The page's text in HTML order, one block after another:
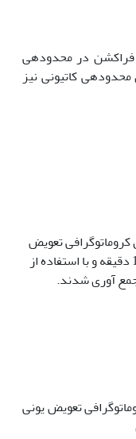
نشان داده شده است. در این مرحله 4 فراکشن در محدوده‫ی
آنیونی مشاهده و جمع آوری شد. پیک‫های محدوده‫ی کاتیونی نیز
با روش کروماتوگرافی تعویض
یونی (ستون Mono Q) در مدت زمان 100 دقیقه و با استفاده از
تعویض یونی